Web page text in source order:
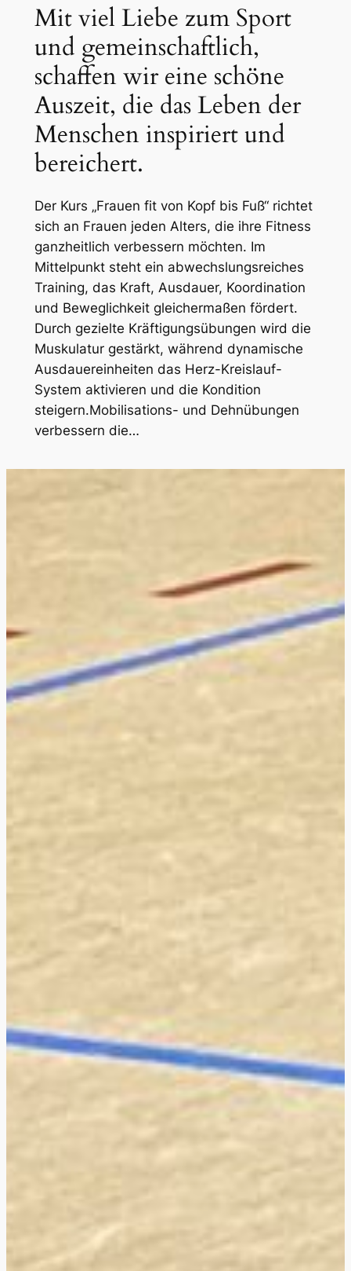
Mit viel Liebe zum Sport
und gemeinschaftlich,
schaffen wir eine schöne
Auszeit, die das Leben der
Menschen inspiriert und
bereichert.
Der Kurs „Frauen fit von Kopf bis Fuß“ richtet
sich an Frauen jeden Alters, die ihre Fitness
ganzheitlich verbessern möchten. Im
Mittelpunkt steht ein abwechslungsreiches
Training, das Kraft, Ausdauer, Koordination
und Beweglichkeit gleichermaßen fördert.
Durch gezielte Kräftigungsübungen wird die
Muskulatur gestärkt, während dynamische
Ausdauereinheiten das Herz-Kreislauf-
System aktivieren und die Kondition
steigern.Mobilisations- und Dehnübungen
verbessern die…